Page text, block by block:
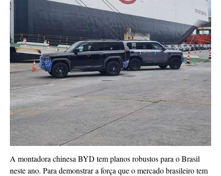
A montadora chinesa BYD tem planos robustos para o Brasil
neste ano. Para demonstrar a força que o mercado brasileiro tem